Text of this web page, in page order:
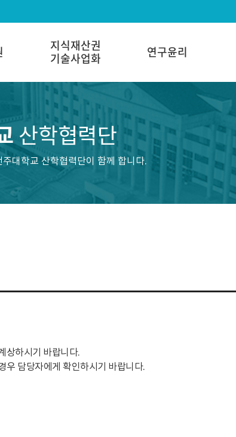
지식재산권
기술사업화
연구윤리
산학협력단
대학교 산학협력단이 함께 합니다.
상하시기 바랍니다.
우 담당자에게 확인하시기 바랍니다.